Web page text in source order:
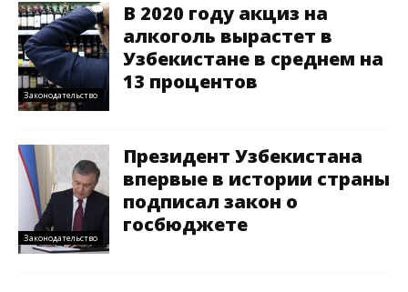
Законодательство
В 2020 году акциз на
алкоголь вырастет в
Узбекистане в среднем на
13 процентов
Законодательство
Президент Узбекистана
впервые в истории страны
подписал закон о
госбюджете